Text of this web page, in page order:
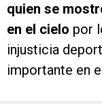
quien se
en el cielo por
injusticia
importante en